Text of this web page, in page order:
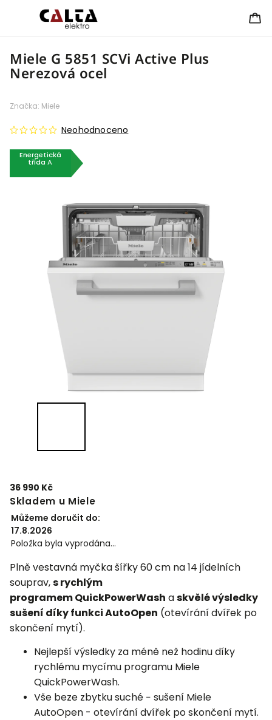
Miele G 5851 SCVi Active Plus
Nerezová ocel
Energetická
třída A
Neohodnoceno
Značka: Miele
36 990 Kč
Skladem u Miele
Můžeme doručit do:
17.8.2026
Položka byla vyprodána…
Plně vestavná myčka šířky 60 cm na 14 jídelních
souprav,s rychlým
programemQuickPowerWash askvělé výsledky
sušení díky funkci AutoOpen (otevírání dvířek po
skončení mytí).
Nejlepší výsledky za méně než hodinu díky
rychlému mycímu programu Miele
QuickPowerWash.
Vše beze zbytku suché − sušení Miele
AutoOpen - otevírání dvířek po skončení mytí.